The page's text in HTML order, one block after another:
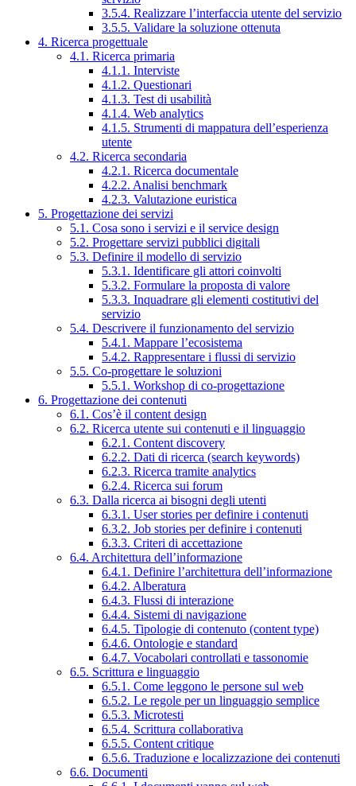
3.5.4. Realizzare l’interfaccia utente del servizio
3.5.5. Validare la soluzione ottenuta
4. Ricerca progettuale
4.1. Ricerca primaria
4.1.1. Interviste
4.1.2. Questionari
4.1.3. Test di usabilità
4.1.4. Web analytics
4.1.5. Strumenti di mappatura dell’esperienza
utente
4.2. Ricerca secondaria
4.2.1. Ricerca documentale
4.2.2. Analisi benchmark
4.2.3. Valutazione euristica
5. Progettazione dei servizi
5.1. Cosa sono i servizi e il service design
5.2. Progettare servizi pubblici digitali
5.3. Definire il modello di servizio
5.3.1. Identificare gli attori coinvolti
5.3.2. Formulare la proposta di valore
5.3.3. Inquadrare gli elementi costitutivi del
servizio
5.4. Descrivere il funzionamento del servizio
5.4.1. Mappare l’ecosistema
5.4.2. Rappresentare i flussi di servizio
5.5. Co-progettare le soluzioni
5.5.1. Workshop di co-progettazione
6. Progettazione dei contenuti
6.1. Cos’è il content design
6.2. Ricerca utente sui contenuti e il linguaggio
6.2.1. Content discovery
6.2.2. Dati di ricerca (search keywords)
6.2.3. Ricerca tramite analytics
6.2.4. Ricerca sui forum
6.3. Dalla ricerca ai bisogni degli utenti
6.3.1. User stories per definire i contenuti
6.3.2. Job stories per definire i contenuti
6.3.3. Criteri di accettazione
6.4. Architettura dell’informazione
6.4.1. Definire l’architettura dell’informazione
6.4.2. Alberatura
6.4.3. Flussi di interazione
6.4.4. Sistemi di navigazione
6.4.5. Tipologie di contenuto (content type)
6.4.6. Ontologie e standard
6.4.7. Vocabolari controllati e tassonomie
6.5. Scrittura e linguaggio
6.5.1. Come leggono le persone sul web
6.5.2. Le regole per un linguaggio semplice
6.5.3. Microtesti
6.5.4. Scrittura collaborativa
6.5.5. Content critique
6.5.6. Traduzione e localizzazione dei contenuti
6.6. Documenti